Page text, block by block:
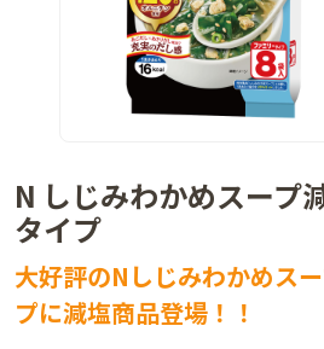
N しじみわかめスープ
タイプ
大好評のNしじみわかめス
プに減塩商品登場！！